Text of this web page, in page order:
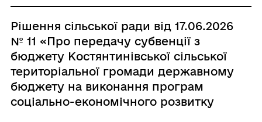
Рішення сільської ради від 17.06.2026
№ 11 «Про передачу субвенції з
бюджету Костянтинівської сільської
територіальної громади державному
бюджету на виконання програм
соціально-економічного розвитку